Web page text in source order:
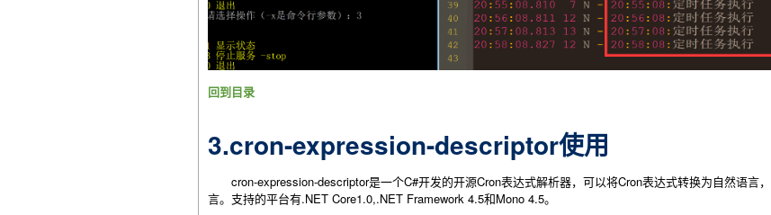
回到目录
3.cron-expression-descriptor使用
cron-expression-descriptor是一个C#开发的开源Cron表达式解析器，可以将Cron表达式转换为自然语言
言。支持的平台有.NET Core1.0,.NET Framework 4.5和Mono 4.5。